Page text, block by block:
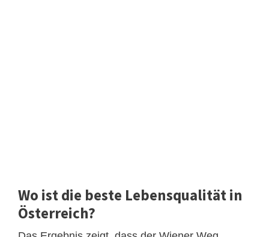
Wo ist die beste Lebensqualität in
Österreich?